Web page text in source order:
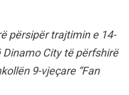
përsipër trajtimin e 14-
City të përfshirë
9-vjeçare “Fan